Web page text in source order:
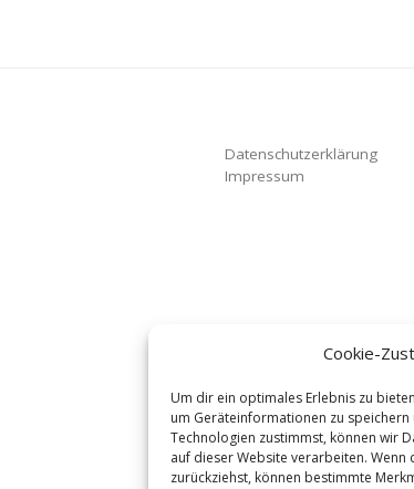
Cookie-
Um dir ein optimales Erlebnis zu
um Geräteinformationen zu
Technologien zustimmst, können wir
auf dieser Website verarbeiten.
zurückziehst, können bestimmte
Datenschutzerklärung
Impressum